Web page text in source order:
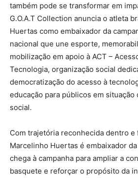
também pode se transformar em
G.O.A.T Collection anuncia o atleta
Huertas como embaixador da
nacional que une esporte,
mobilização em apoio à ACT –
Tecnologia, organização social
democratização do acesso à
educação para públicos em
social.
Com trajetória reconhecida dentro e
Marcelinho Huertas é embaixador
chega à campanha para ampliar a
basquete e reforçar o propósito da